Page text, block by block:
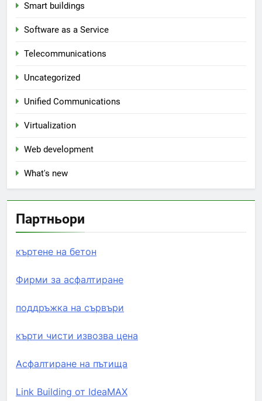
Smart buildings
Software as a Service
Telecommunications
Uncategorized
Unified Communications
Virtualization
Web development
What's new
Партньори
къртене на бетон
Фирми за асфалтиране
поддръжка на сървъри
кърти чисти извозва цена
Асфалтиране на пътища
Link Building от IdeaMAX